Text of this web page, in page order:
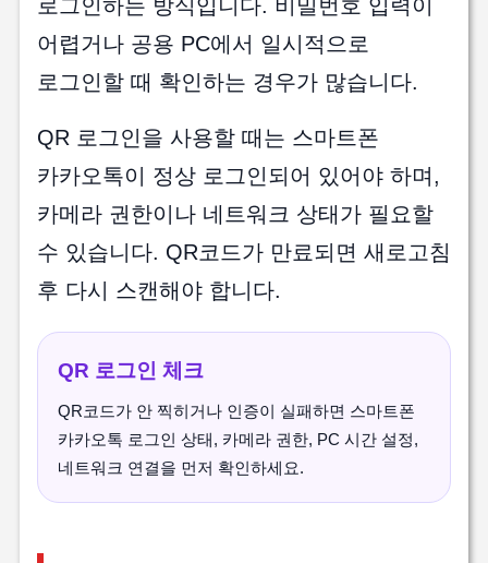
로그인하는 방식입니다. 비밀번호 입력이
어렵거나 공용 PC에서 일시적으로
로그인할 때 확인하는 경우가 많습니다.
QR 로그인을 사용할 때는 스마트폰
카카오톡이 정상 로그인되어 있어야 하며,
카메라 권한이나 네트워크 상태가 필요할
수 있습니다. QR코드가 만료되면 새로고침
후 다시 스캔해야 합니다.
QR 로그인 체크
QR코드가 안 찍히거나 인증이 실패하면 스마트폰
카카오톡 로그인 상태, 카메라 권한, PC 시간 설정,
네트워크 연결을 먼저 확인하세요.